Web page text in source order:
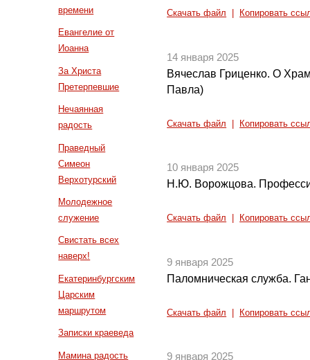
времени
Евангелие от
Иоанна
За Христа
Претерпевшие
Нечаянная
радость
Праведный
Симеон
Верхотурский
Молодежное
служение
Свистать всех
наверх!
Екатеринбургским
Царским
маршрутом
Записки краеведа
Мамина радость
Скачать файл Копировать
14 января 2025
Вячеслав Гриценко. О
Павла)
Скачать файл Копировать
10 января 2025
Н.Ю. Ворожцова.
Скачать файл Копировать
9 января 2025
Паломническая служба.
Скачать файл Копировать
9 января 2025